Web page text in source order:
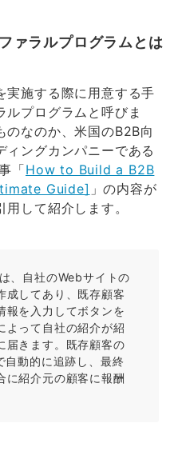
ァラルプログラムとは
実施する際に用意する手
ルプログラムと呼びま
のなのか、米国のB2B向
ィングカンパニーである
「How to Build a B2B
Guide] 」の内容が
して紹介します。
、自社のWebサイトの
成してあり、既存顧客
報を入力してボタンを
よって自社の紹介が紹
届きます。既存顧客の
自動的に追跡し、最終
に紹介元の顧客に報酬